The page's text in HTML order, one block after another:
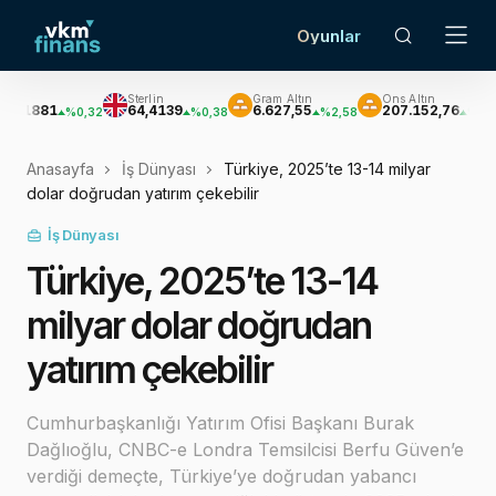
Oyunlar
%0,32
Sterlin
64,4139 %0,38
Gram Altın
6.627,55 %2,58
Ons Altın
207.152,76 %2,62
Anasayfa İş Dünyası
Türkiye, 2025’te 13-14 milyar
dolar doğrudan yatırım çekebilir
İş Dünyası
Türkiye, 2025’te 13-14
milyar dolar doğrudan
yatırım çekebilir
Cumhurbaşkanlığı Yatırım Ofisi Başkanı Burak
Dağlıoğlu, CNBC-e Londra Temsilcisi Berfu Güven’e
verdiği demeçte, Türkiye’ye doğrudan yabancı